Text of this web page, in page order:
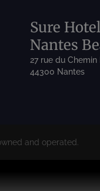
Sure Hotel
Nantes
27 rue du Chemin
44300 Nantes
and operated.